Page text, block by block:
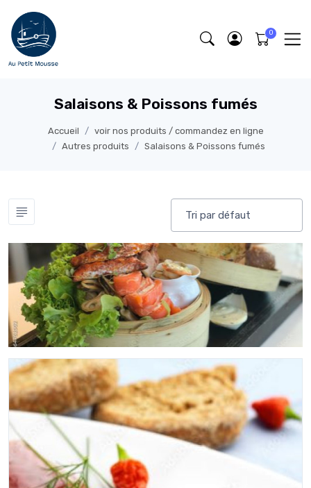
Salaisons & Poissons fumés
Accueil
voir nos produits / commandez en ligne
Autres produits
Salaisons & Poissons fumés